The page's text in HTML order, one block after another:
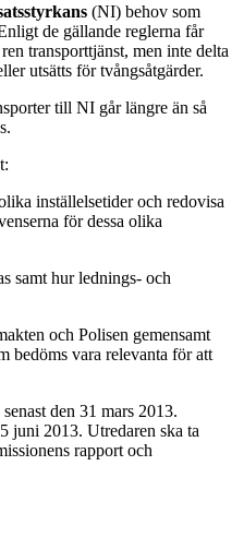
(NI) behov som
de gällande reglerna får
transporttjänst, men inte delta
utsätts för tvångsåtgärder.
till NI går längre än så
inställelsetider och redovisa
för dessa olika
samt hur lednings- och
och Polisen gemensamt
bedöms vara relevanta för att
senast den 31 mars 2013.
juni 2013. Utredaren ska ta
rapport och